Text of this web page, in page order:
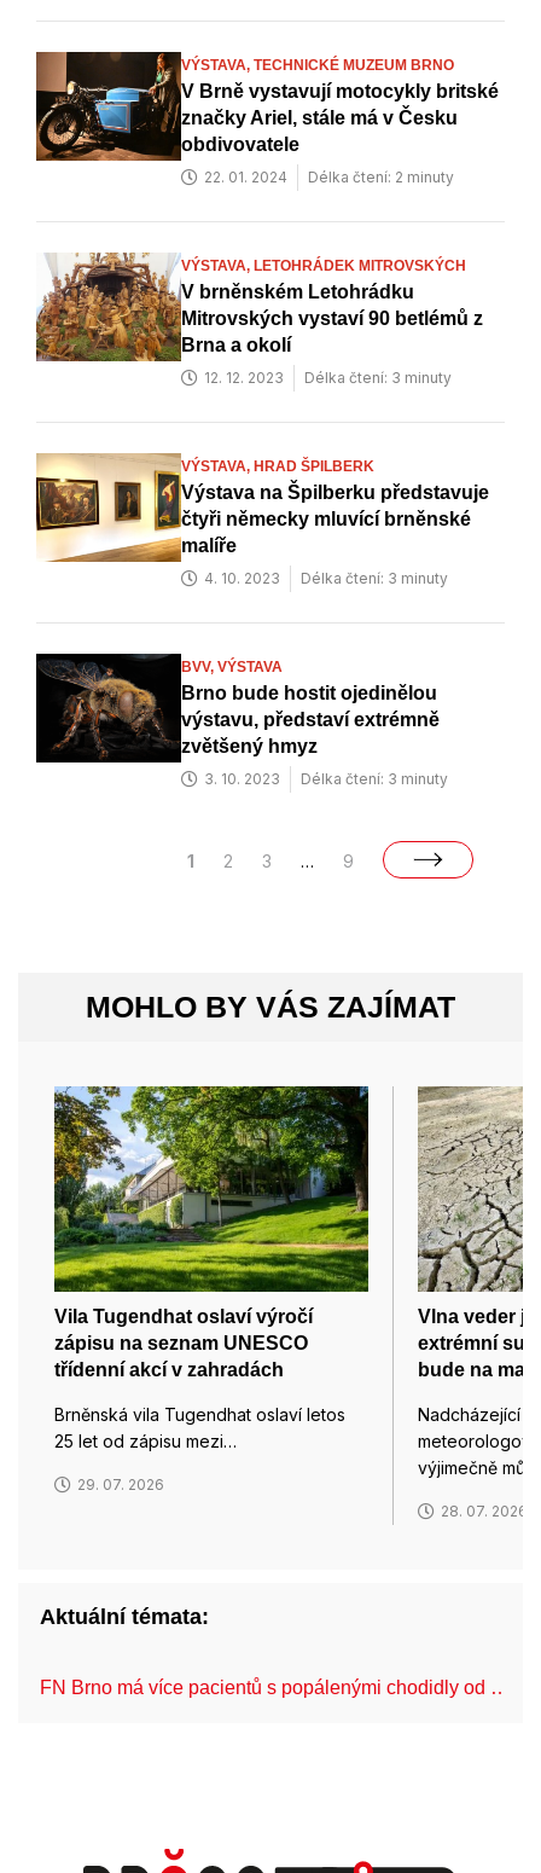
VÝSTAVA, TECHNICKÉ MUZEUM BRNO
V Brně vystavují motocykly britské
značky Ariel, stále má v Česku
obdivovatele
22. 01. 2024 Délka čtení: 2 minuty
VÝSTAVA, LETOHRÁDEK MITROVSKÝCH
V brněnském Letohrádku
Mitrovských vystaví 90 betlémů z
Brna a okolí
12. 12. 2023 Délka čtení: 3 minuty
VÝSTAVA, HRAD ŠPILBERK
Výstava na Špilberku představuje
čtyři německy mluvící brněnské
malíře
4. 10. 2023 Délka čtení: 3 minuty
BVV, VÝSTAVA
Brno bude hostit ojedinělou
výstavu, představí extrémně
zvětšený hmyz
3. 10. 2023 Délka čtení: 3 minuty
1 2 3 … 9
MOHLO BY VÁS ZAJÍMAT
Vila Tugendhat oslaví výročí
zápisu na seznam UNESCO
třídenní akcí v zahradách
Brněnská vila Tugendhat oslaví letos
25 let od zápisu mezi…
29. 07. 2026
Vlna veder
extrémní
bude na
Nadcházející
výjimečně
28. 07. 2026
Aktuální témata:
FN Brno má více pacientů s popálenými chodidly od …